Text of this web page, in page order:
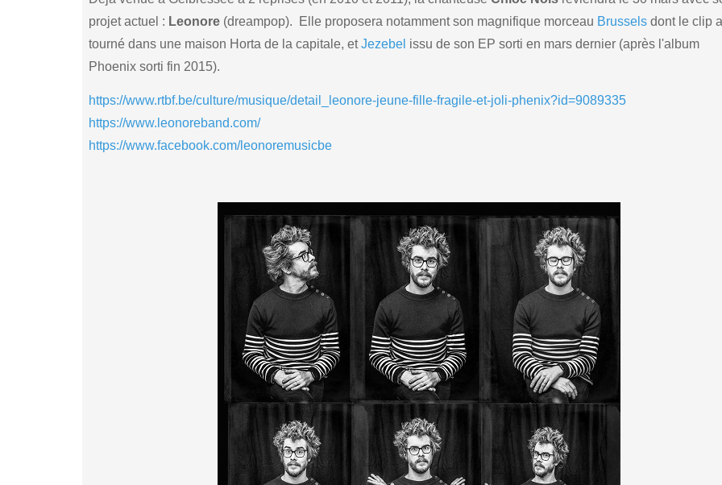
projet actuel : Leonore (dreampop). Elle proposera notamment son magnifique morceau Brussels dont le clip
tourné dans une maison Horta de la capitale, etJezebel issu de son EP sorti en mars dernier (après l'album
Phoenix sorti fin 2015).
https://www.rtbf.be/culture/musique/detail_leonore-jeune-fille-fragile-et-joli-phenix?id=9089335
https://www.leonoreband.com/
https://www.facebook.com/leonoremusicbe